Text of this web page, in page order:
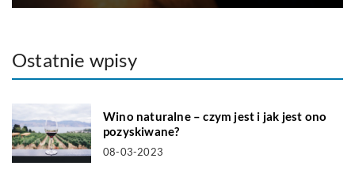
Ostatnie wpisy
Wino naturalne – czym jest i jak jest ono
pozyskiwane?
08-03-2023